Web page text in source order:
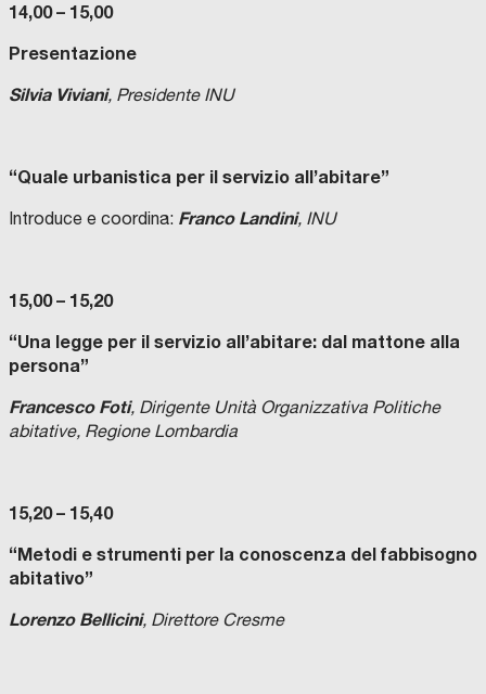
14,00 – 15,00
Presentazione
Silvia Viviani, Presidente INU
“Quale urbanistica per il servizio all’abitare”
Introduce e coordina: Franco Landini, INU
15,00 – 15,20
“Una legge per il servizio all’abitare: dal mattone alla
persona”
Francesco Foti, Dirigente Unità Organizzativa Politiche
abitative, Regione Lombardia
15,20 – 15,40
“Metodi e strumenti per la conoscenza del fabbisogno
abitativo”
Lorenzo Bellicini, Direttore Cresme